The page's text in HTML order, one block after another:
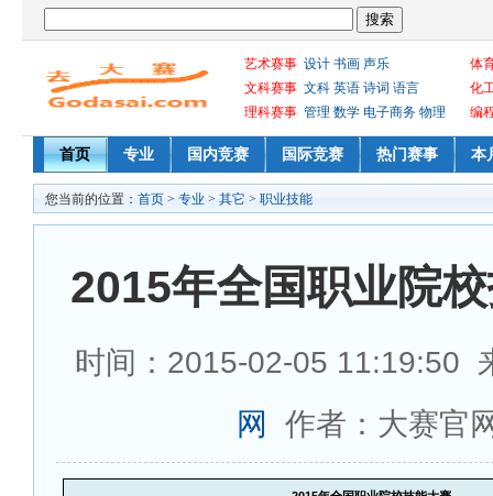
艺术赛事 设计 书画 声乐
文科赛事 文科 英语 诗词 语言
理科赛事 管理 数学 电子商务 物理
体
化
编
首页 专业 国内竞赛 国际竞赛 热门赛事 本
您当前的位置： 首页 > 专业 > 其它 > 职业技能
2015年全国职业院
时间：2015-02-05 11:19:50
网
作者：大赛官